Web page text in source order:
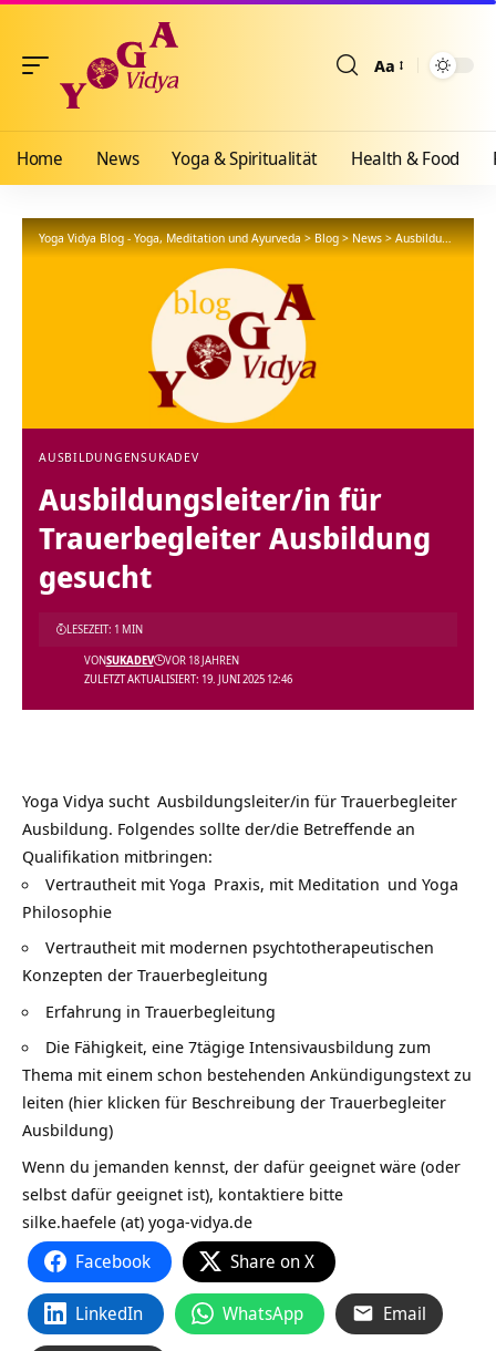
Aa
Home News Yoga & Spiritualität Health & Food
Yoga Vidya Blog - Yoga, Meditation und Ayurveda>Blog>News>Ausbildungen >
AUSBILDUNGENSUKADEV
Ausbildungsleiter/in für
Trauerbegleiter Ausbildung
gesucht
ZULETZT AKTUALISIERT: 19. JUNI 2025 12:46
VONSUKADEV VOR 18 JAHREN
LESEZEIT: 1 MIN
Yoga Vidya sucht Ausbildungsleiter/in für Trauerbegleiter
Ausbildung. Folgendes sollte der/die Betreffende an
Qualifikation mitbringen:
Vertrautheit mit Yoga Praxis, mit Meditation und Yoga
Philosophie
Vertrautheit mit modernen psychtotherapeutischen
Konzepten der Trauerbegleitung
Erfahrung in Trauerbegleitung
Die Fähigkeit, eine 7tägige Intensivausbildung zum
Thema mit einem schon bestehenden Ankündigungstext zu
leiten (hier klicken für Beschreibung der Trauerbegleiter
Ausbildung)
Wenn du jemanden kennst, der dafür geeignet wäre (oder
selbst dafür geeignet ist), kontaktiere bitte
silke.haefele (at) yoga-vidya.de
Facebook Share on X
LinkedIn WhatsApp Email